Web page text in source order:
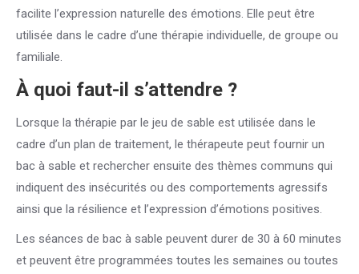
facilite l’expression naturelle des émotions. Elle peut être
utilisée dans le cadre d’une thérapie individuelle, de groupe ou
familiale.
À quoi faut-il s’attendre ?
Lorsque la thérapie par le jeu de sable est utilisée dans le
cadre d’un plan de traitement, le thérapeute peut fournir un
bac à sable et rechercher ensuite des thèmes communs qui
indiquent des insécurités ou des comportements agressifs
ainsi que la résilience et l’expression d’émotions positives.
Les séances de bac à sable peuvent durer de 30 à 60 minutes
et peuvent être programmées toutes les semaines ou toutes